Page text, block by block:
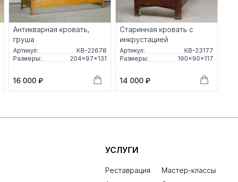
Антикварная кровать,
груша
Артикул:
КВ-22678
Размеры:
204×97×131
16 000 ₽
Старинная кровать с
инкрустацией
Артикул:
КВ-23177
Размеры:
190×90×117
14 000 ₽
УСЛУГИ
Реставрация
Мастер-классы